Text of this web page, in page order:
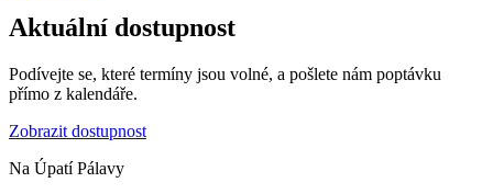
Aktuální dostupnost
Podívejte se, které termíny jsou volné, a pošlete nám poptávku
přímo z kalendáře.
Zobrazit dostupnost
Na Úpatí Pálavy